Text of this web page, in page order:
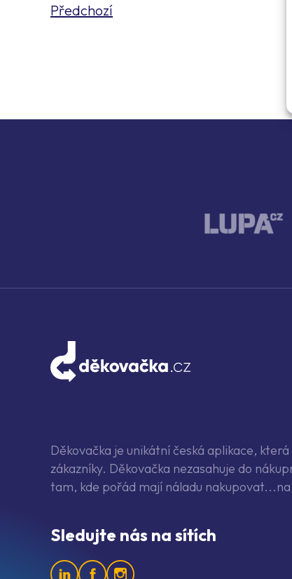
Předchozí
Děkovačka je unikátní česká aplikace,
zákazníky. Děkovačka nezasahuje do
tam, kde pořád mají náladu
Sledujte nás na sítích